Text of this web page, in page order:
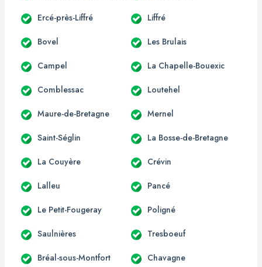
Ercé-près-Liffré Liffré
Bovel Les Brulais
Campel La Chapelle-Bouexic
Comblessac Loutehel
Maure-de-Bretagne Mernel
Saint-Séglin La Bosse-de-Bretagne
La Couyère Crévin
Lalleu Pancé
Le Petit-Fougeray Poligné
Saulnières Tresboeuf
Bréal-sous-Montfort Chavagne